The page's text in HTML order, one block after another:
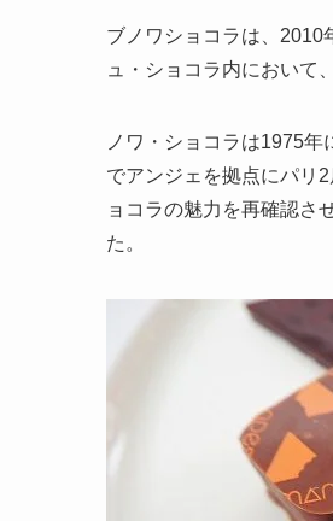
ブノワショコラは、2010
ュ・ショコラ内において
ノワ・ショコラは1975
でアンジェを拠点にパリ
ョコラの魅力を再確認さ
た。